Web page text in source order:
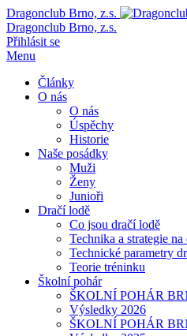
Dragonclub Brno, z.s.
Dragonclub Brno, z.s.
Přihlásit se
Menu
Články
O nás
O nás
Úspěchy
Historie
Naše posádky
Muži
Ženy
Junioři
Dračí lodě
Co jsou dračí lodě
Technika a strategie
Technické parametry
Teorie tréninku
Školní pohár
ŠKOLNÍ POHÁR
Výsledky 2026
ŠKOLNÍ POHÁR